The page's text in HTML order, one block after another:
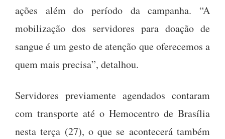
ações além do período da campanha. “A
mobilização dos servidores para doação de
sangue é um gesto de atenção que oferecemos a
quem mais precisa”, detalhou.
Servidores previamente agendados contaram
com transporte até o Hemocentro de Brasília
nesta terça (27), o que se acontecerá também